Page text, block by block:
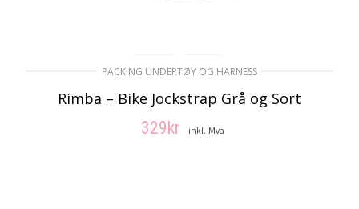
PACKING UNDERTØY OG HARNESS
Rimba – Bike Jockstrap Grå og Sort
329kr inkl. Mva